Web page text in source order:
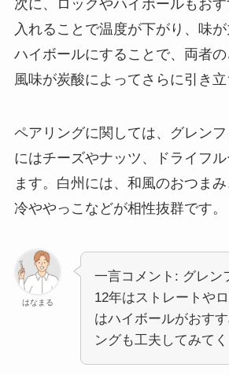
次に、ロックやハイボールもお
入れることで温度が下がり、味が
ハイボールにすることで、両者
風味が炭酸によってさらに引き立
ペアリングに関しては、グレン
にはチーズやナッツ、ドライフ
ます。白州には、和風のおつま
冷ややっこなどが相性抜群です。
はなまる
一言コメント: グレン
12年はストレートや
はハイボールがおす
ングも工夫してみてく